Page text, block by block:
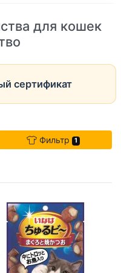
для кошек
сертификат
Фильтр 1